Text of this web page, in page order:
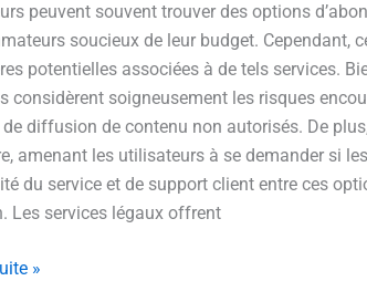
peuvent souvent trouver des options
soucieux de leur budget. Cependant,
potentielles associées à de tels services.
considèrent soigneusement les risques
de diffusion de contenu non autorisés. De
amenant les utilisateurs à se demander si
du service et de support client entre ces
Les services légaux offrent
»